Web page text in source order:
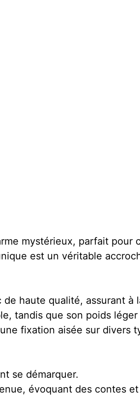
mystérieux, parfait pour
est un véritable
haute qualité, assurant à
tandis que son poids
fixation aisée sur divers
se démarquer.
évoquant des contes